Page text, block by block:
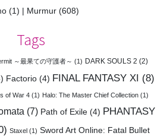
(1) Murmur (608)
Tags
～最果ての守護者～ (1) DARK SOULS 2 (2)
Factorio (4) FINAL FANTASY XI (8)
of War 4(1) Halo: The Master Chief Collection(1)
(7) Path of Exile (4) PHANTASY
Staxel(1) Sword Art Online: Fatal Bullet